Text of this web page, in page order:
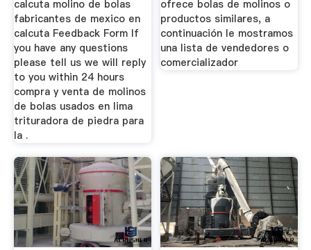
calcuta molino de bolas
fabricantes de mexico en
calcuta Feedback Form If
you have any questions
please tell us we will reply
to you within 24 hours
compra y venta de molinos
de bolas usados en lima
trituradora de piedra para
la .
ofrece bolas de molinos o
productos similares, a
continuación le mostramos
una lista de vendedores o
comercializador